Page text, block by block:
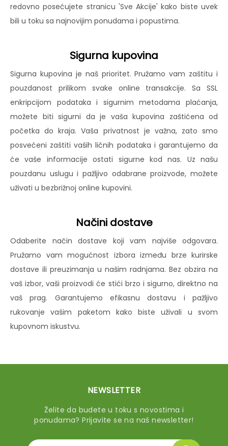
redovno posećujete stranicu 'Sve Akcije' kako biste uvek
bili u toku sa najnovijim ponudama i popustima.
Sigurna kupovina
Sigurna kupovina je naš prioritet. Pružamo vam zaštitu i
pouzdanost prilikom svake online transakcije. Sa SSL
enkripcijom podataka i sigurnim metodama plaćanja,
možete biti sigurni da je vaša kupovina zaštićena od
početka do kraja. Vaša privatnost je važna, zato smo
posvećeni zaštiti vaših ličnih podataka i garantujemo da
će vaše informacije ostati sigurne kod nas. Uz našu
pouzdanu uslugu i pažljivo odabrane proizvode, možete
uživati u bezbrižnoj online kupovini.
Načini dostave
Odaberite način dostave koji vam najviše odgovara.
Pružamo vam mogućnost izbora između brze kurirske
dostave ili preuzimanja u našim radnjama. Bez obzira na
vaš izbor, vaši proizvodi će stići brzo i sigurno, direktno na
vaš prag. Garantujemo efikasnu dostavu i pažljivo
rukovanje vašim paketom kako biste uživali u svom
kupovnom iskustvu.
NEWSLETTER
Želite da budete u toku s novostima i
ponudama? Prijavite se na naš newsletter!